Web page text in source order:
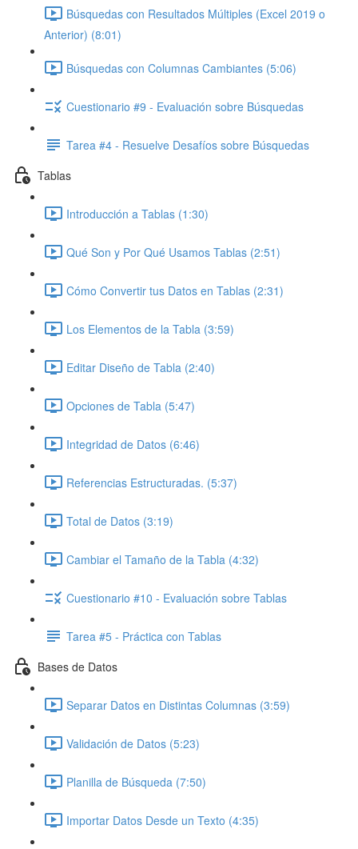
Búsquedas con Resultados Múltiples (Excel 2019 o
Anterior) (8:01)
Búsquedas con Columnas Cambiantes (5:06)
Cuestionario #9 - Evaluación sobre Búsquedas
Tarea #4 - Resuelve Desafíos sobre Búsquedas
Tablas
Introducción a Tablas (1:30)
Qué Son y Por Qué Usamos Tablas (2:51)
Cómo Convertir tus Datos en Tablas (2:31)
Los Elementos de la Tabla (3:59)
Editar Diseño de Tabla (2:40)
Opciones de Tabla (5:47)
Integridad de Datos (6:46)
Referencias Estructuradas. (5:37)
Total de Datos (3:19)
Cambiar el Tamaño de la Tabla (4:32)
Cuestionario #10 - Evaluación sobre Tablas
Tarea #5 - Práctica con Tablas
Bases de Datos
Separar Datos en Distintas Columnas (3:59)
Validación de Datos (5:23)
Planilla de Búsqueda (7:50)
Importar Datos Desde un Texto (4:35)